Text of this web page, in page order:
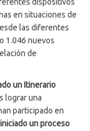
en situaciones de
las diferentes
1.046 nuevos
de
un Itinerario
lograr una
participado en
un proceso